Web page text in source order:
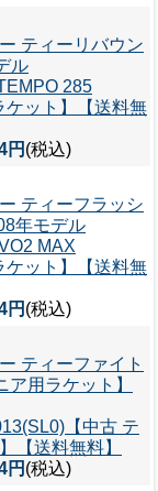
ティーリバウン
ル
285
ケット】【送料無
円 (税込)
ティーフラッシ
年モデル
MAX
ケット】【送料無
円 (税込)
ティーファイト
用ラケット】
【中古 テ
【送料無料】
円 (税込)